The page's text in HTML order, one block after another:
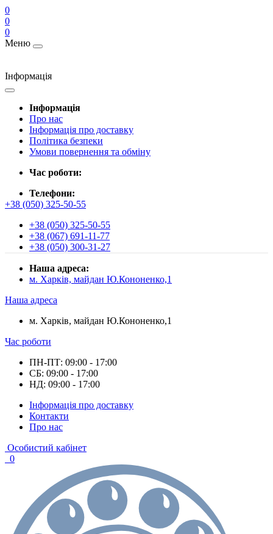
0
0
0
Меню
Інформація
Інформація
Про нас
Інформація про доставку
Політика безпеки
Умови повернення та обміну
Час роботи:
Телефони:
+38 (050) 325-50-55
+38 (050) 325-50-55
+38 (067) 691-11-77
+38 (050) 300-31-27
Наша адреса:
м. Харків, майдан Ю.Кононенко,1
Наша адреса
м. Харків, майдан Ю.Кононенко,1
Час роботи
ПН-ПТ: 09:00 - 17:00
СБ: 09:00 - 17:00
НД: 09:00 - 17:00
Інформація про доставку
Контакти
Про нас
Особистий кабінет
0